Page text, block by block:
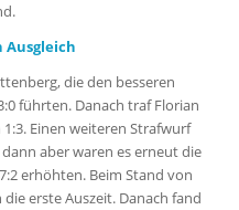
Ausgleich
die den besseren
führten. Danach traf Florian
Einen weiteren Strafwurf
aber waren es erneut die
erhöhten. Beim Stand von
erste Auszeit. Danach fand